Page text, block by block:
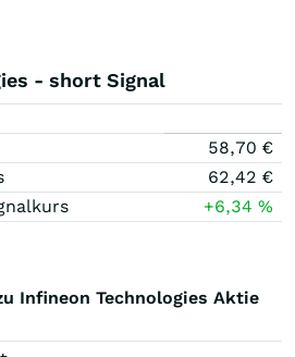
- short Signal
58,70 €
62,42 €
+6,34 %
Infineon Technologies Aktie